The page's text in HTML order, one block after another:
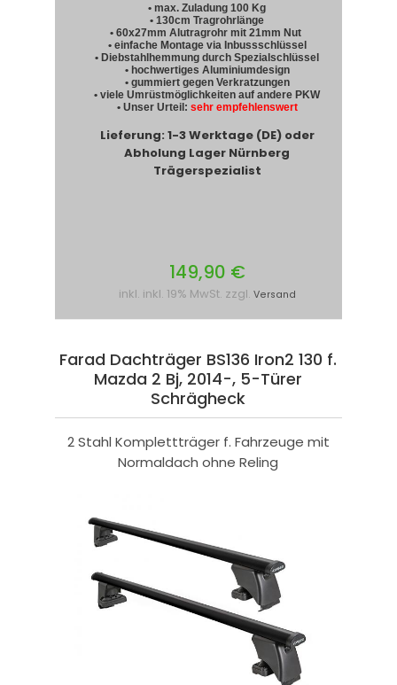
• max. Zuladung 100 Kg
• 130cm Tragrohrlänge
• 60x27mm Alutragrohr mit 21mm Nut
• einfache Montage via Inbussschlüssel
• Diebstahlhemmung durch Spezialschlüssel
• hochwertiges Aluminiumdesign
• gummiert gegen Verkratzungen
• viele Umrüstmöglichkeiten auf andere PKW
• Unser Urteil: sehr empfehlenswert
Lieferung: 1-3 Werktage (DE) oder
Abholung Lager Nürnberg
Trägerspezialist
149,90 €
inkl. inkl. 19% MwSt. zzgl. Versand
Farad Dachträger BS136 Iron2 130 f.
Mazda 2 Bj, 2014-, 5-Türer
Schrägheck
2 Stahl Komplettträger f. Fahrzeuge mit
Normaldach ohne Reling